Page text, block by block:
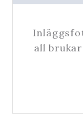
all